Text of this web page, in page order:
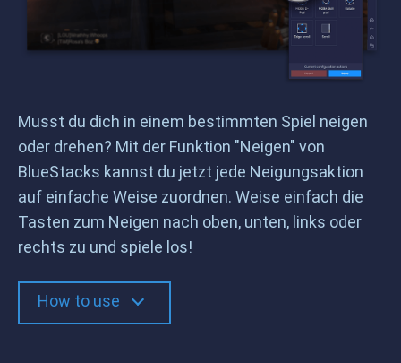
Musst du dich in einem bestimmten Spiel neigen
oder drehen? Mit der Funktion "Neigen" von
BlueStacks kannst du jetzt jede Neigungsaktion
auf einfache Weise zuordnen. Weise einfach die
Tasten zum Neigen nach oben, unten, links oder
rechts zu und spiele los!
How to use